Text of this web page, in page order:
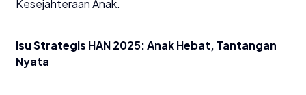
Kesejahteraan Anak.
Isu Strategis HAN 2025: Anak Hebat, Tantangan
Nyata